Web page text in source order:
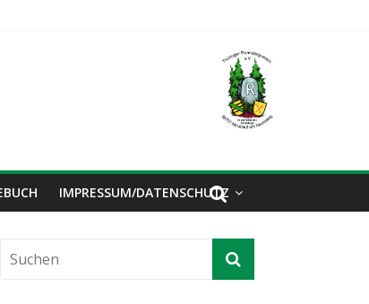
IMPRESSUM/DATENSCHUTZ